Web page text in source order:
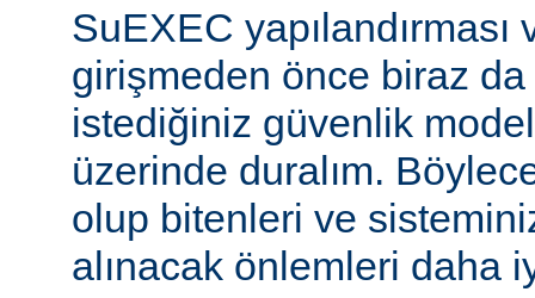
SuEXEC
girişmeden önce biraz
istediğiniz güvenlik
üzerinde duralım.
olup bitenleri ve
alınacak önlemleri daha